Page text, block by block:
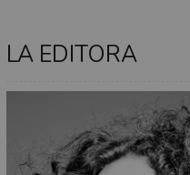
LA EDITORA